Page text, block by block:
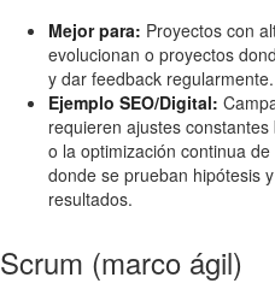
Mejor para: Proyectos con
evolucionan o proyectos
y dar feedback regularmente.
Ejemplo SEO/Digital:
requieren ajustes
o la optimización continua
donde se prueban hipótesis
resultados.
Scrum (marco ágil)